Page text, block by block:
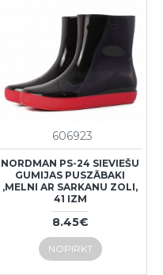
606923
NORDMAN PS-24 SIEVIEŠU
GUMIJAS PUSZĀBAKI
,MELNI AR SARKANU ZOLI,
41 IZM
8.45€
NOPIRKT